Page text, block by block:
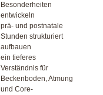
Besonderheiten
entwickeln
prä- und postnatale
Stunden strukturiert
aufbauen
ein tieferes
Verständnis für
Beckenboden, Atmung
und Core-